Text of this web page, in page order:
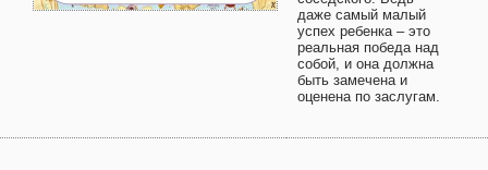
даже самый малый
успех ребенка – это
реальная победа над
собой, и она должна
быть замечена и
оценена по заслугам.